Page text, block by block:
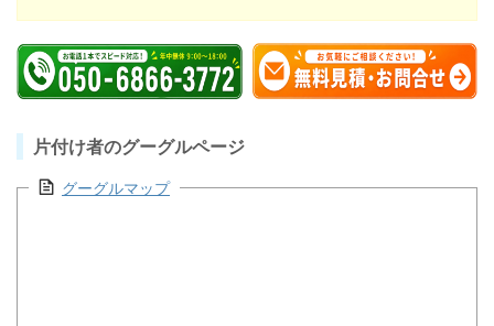
片付け者のグーグルページ
グーグルマップ